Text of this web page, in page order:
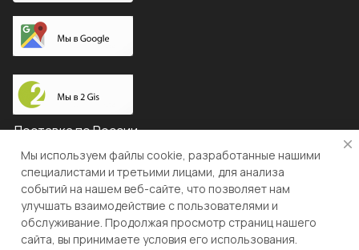
Доставка по России
© 2026 "ЛЕВША"
Конфиденциальность Оферта
Мы используем файлы cookie, разработанные нашими
специалистами и третьими лицами, для анализа
событий на нашем веб-сайте, что позволяет нам
улучшать взаимодействие с пользователями и
обслуживание. Продолжая просмотр страниц нашего
сайта, вы принимаете условия его использования.